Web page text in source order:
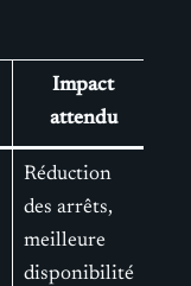
Impact
attendu
Réduction
des arrêts,
meilleure
disponibilité